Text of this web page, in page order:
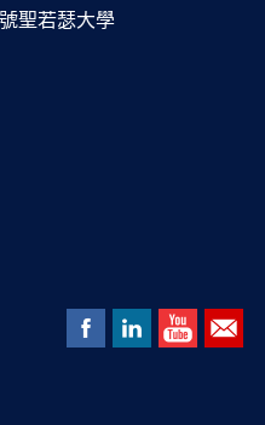
聖若瑟大學